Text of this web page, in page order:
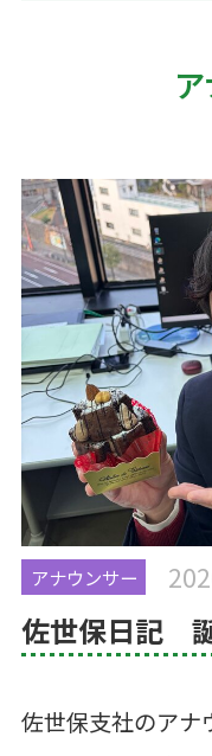
アナウンサー
佐世保日記
佐世保支社のアナ